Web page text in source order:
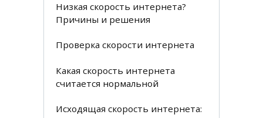
Низкая скорость интернета?
Причины и решения
Проверка скорости интернета
Какая скорость интернета
считается нормальной
Исходящая скорость интернета: